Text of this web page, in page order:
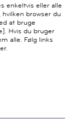
enkeltvis eller alle
browser du
at bruge
Hvis du bruger
alle. Følg links